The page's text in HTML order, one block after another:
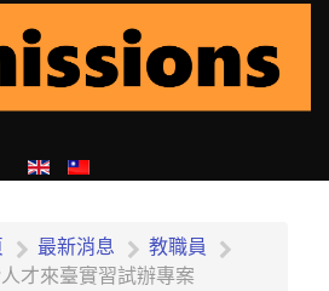
最新消息
教職員
人才來臺實習試辦專案